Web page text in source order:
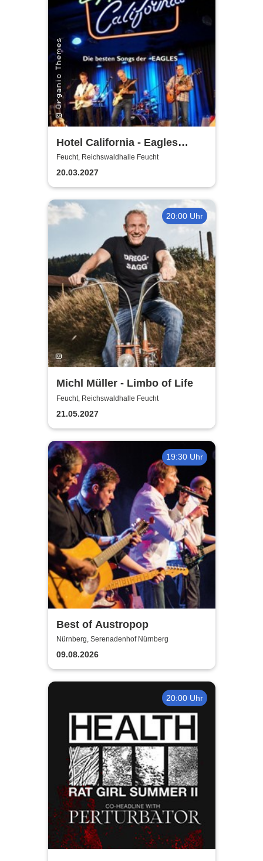
Hotel California - Eagles
Tribute
Feucht, Reichswaldhalle Feucht
20.03.2027
20:00 Uhr
Michl Müller - Limbo of Life
Feucht, Reichswaldhalle Feucht
21.05.2027
19:30 Uhr
Best of Austropop
Nürnberg, Serenadenhof Nürnberg
09.08.2026
20:00 Uhr